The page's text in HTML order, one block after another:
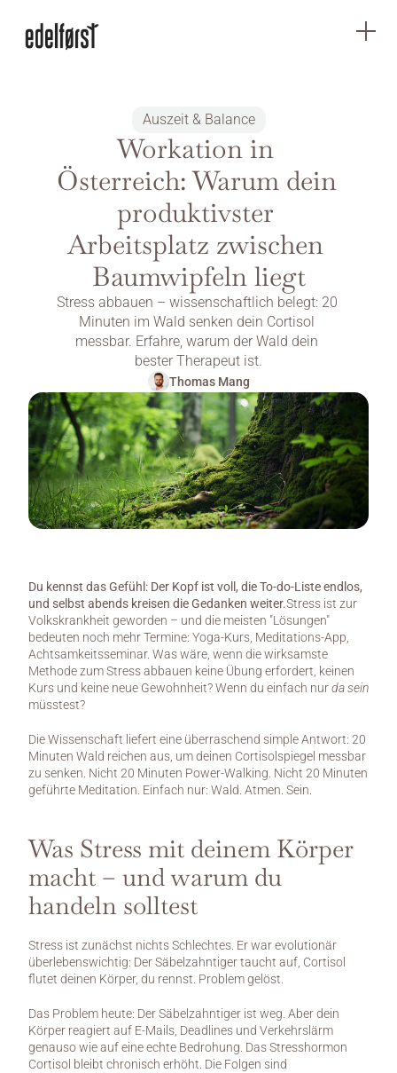
Auszeit & Balance
Workation in
Österreich: Warum dein
produktivster
Arbeitsplatz zwischen
Baumwipfeln liegt
Stress abbauen – wissenschaftlich belegt: 20
Minuten im Wald senken dein Cortisol
messbar. Erfahre, warum der Wald dein
bester Therapeut ist.
Thomas Mang
Du kennst das Gefühl: Der Kopf ist voll, die To-do-Liste endlos,
und selbst abends kreisen die Gedanken weiter.Stress ist zur
Volkskrankheit geworden – und die meisten "Lösungen"
bedeuten noch mehr Termine: Yoga-Kurs, Meditations-App,
Achtsamkeitsseminar. Was wäre, wenn die wirksamste
Methode zum Stress abbauen keine Übung erfordert, keinen
Kurs und keine neue Gewohnheit? Wenn du einfach nur da sein
müsstest?
Die Wissenschaft liefert eine überraschend simple Antwort: 20
Minuten Wald reichen aus, um deinen Cortisolspiegel messbar
zu senken. Nicht 20 Minuten Power-Walking. Nicht 20 Minuten
geführte Meditation. Einfach nur: Wald. Atmen. Sein.
Was Stress mit deinem Körper
macht – und warum du
handeln solltest
Stress ist zunächst nichts Schlechtes. Er war evolutionär
überlebenswichtig: Der Säbelzahntiger taucht auf, Cortisol
flutet deinen Körper, du rennst. Problem gelöst.
Das Problem heute: Der Säbelzahntiger ist weg. Aber dein
Körper reagiert auf E-Mails, Deadlines und Verkehrslärm
genauso wie auf eine echte Bedrohung. Das Stresshormon
Cortisol bleibt chronisch erhöht. Die Folgen sind